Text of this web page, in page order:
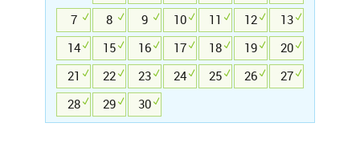
7
8 9 10 11 12
13
14
15 16 17 18 19
20
21
22 23 24 25 26
27
28
29 30